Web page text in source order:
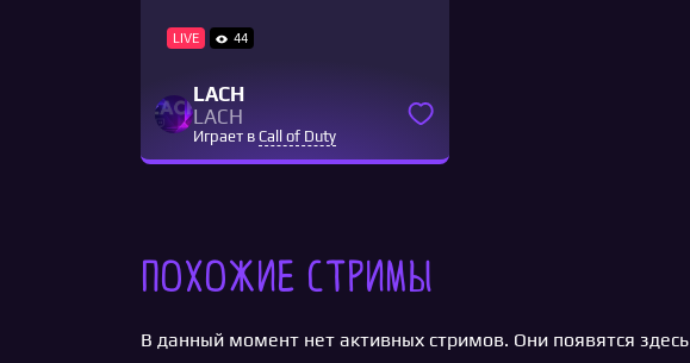
LIVE 44
LACH
LACH
Играет в Call of Duty
Похожие стримы
В данный момент нет активных стримов. Они появятся